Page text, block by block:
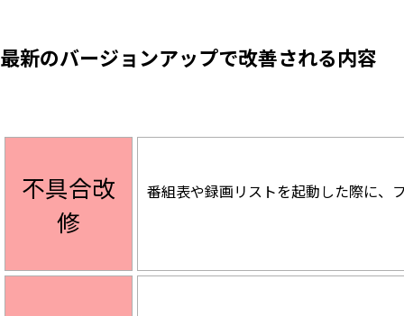
最新のバージョンアップで改善される内容
不具合改
修
番組表や録画リストを起動した際に、